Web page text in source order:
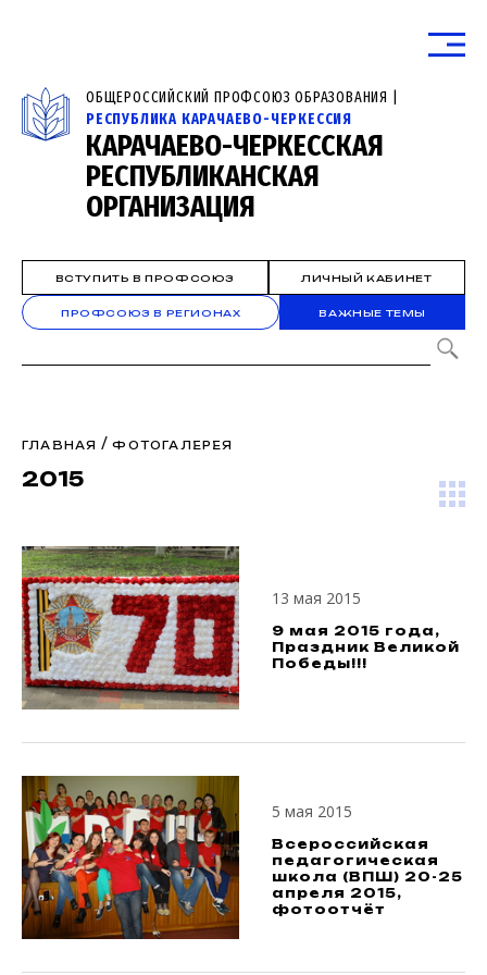
ОБЩЕРОССИЙСКИЙ ПРОФСОЮЗ ОБРАЗОВАНИЯ |
РЕСПУБЛИКА КАРАЧАЕВО-ЧЕРКЕССИЯ
КАРАЧАЕВО-ЧЕРКЕССКАЯ
РЕСПУБЛИКАНСКАЯ
ОРГАНИЗАЦИЯ
ВСТУПИТЬ В ПРОФСОЮЗ ЛИЧНЫЙ КАБИНЕТ
ПРОФСОЮЗ В РЕГИОНАХ ВАЖНЫЕ ТЕМЫ
ГЛАВНАЯ /ФОТОГАЛЕРЕЯ
2015
13 мая 2015
9 мая 2015 года,
Праздник Великой
Победы!!!
5 мая 2015
Всероссийская
педагогическая
школа (ВПШ) 20-25
апреля 2015,
фотоотчёт